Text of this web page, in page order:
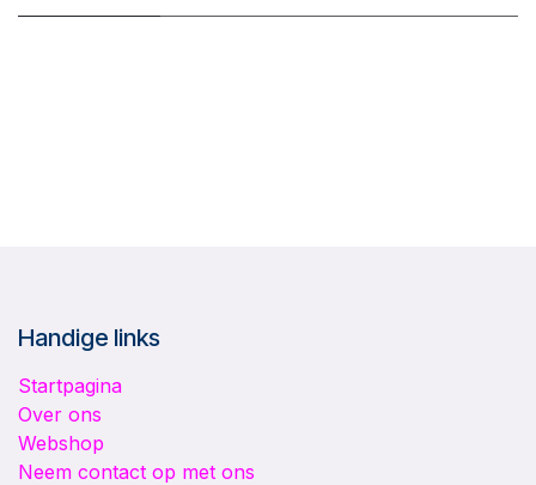
Handige links
Startpagina
Over ons
Webshop
Neem contact op met ons